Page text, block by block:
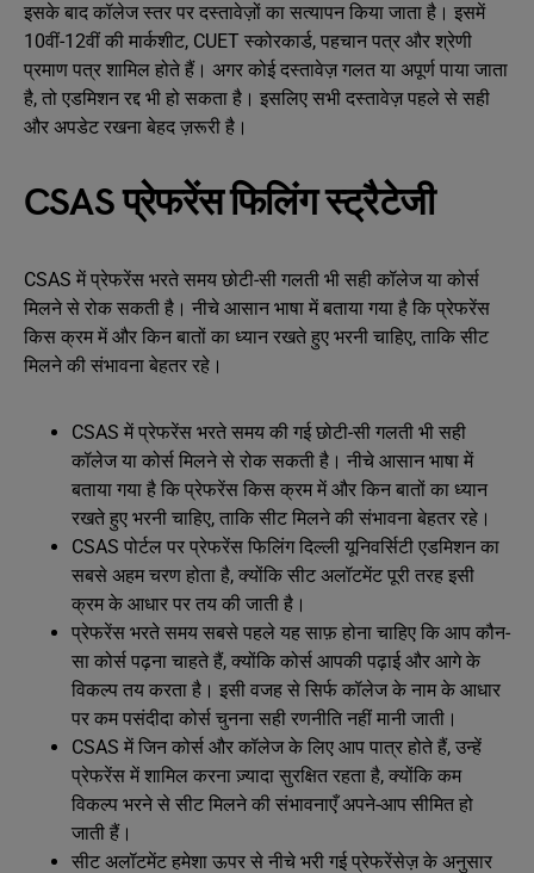
इसके बाद कॉलेज स्तर पर दस्तावेज़ों का सत्यापन किया जाता है। इसमें
10वीं-12वीं की मार्कशीट, CUET स्कोरकार्ड, पहचान पत्र और श्रेणी
प्रमाण पत्र शामिल होते हैं। अगर कोई दस्तावेज़ गलत या अपूर्ण पाया जाता
है, तो एडमिशन रद्द भी हो सकता है। इसलिए सभी दस्तावेज़ पहले से सही
और अपडेट रखना बेहद ज़रूरी है।
CSAS प्रेफरेंस फिलिंग स्ट्रैटेजी
CSAS में प्रेफरेंस भरते समय छोटी-सी गलती भी सही कॉलेज या कोर्स
मिलने से रोक सकती है। नीचे आसान भाषा में बताया गया है कि प्रेफरेंस
किस क्रम में और किन बातों का ध्यान रखते हुए भरनी चाहिए, ताकि सीट
मिलने की संभावना बेहतर रहे।
CSAS में प्रेफरेंस भरते समय की गई छोटी-सी गलती भी सही
कॉलेज या कोर्स मिलने से रोक सकती है। नीचे आसान भाषा में
बताया गया है कि प्रेफरेंस किस क्रम में और किन बातों का ध्यान
रखते हुए भरनी चाहिए, ताकि सीट मिलने की संभावना बेहतर रहे।
CSAS पोर्टल पर प्रेफरेंस फिलिंग दिल्ली यूनिवर्सिटी एडमिशन का
सबसे अहम चरण होता है, क्योंकि सीट अलॉटमेंट पूरी तरह इसी
क्रम के आधार पर तय की जाती है।
प्रेफरेंस भरते समय सबसे पहले यह साफ़ होना चाहिए कि आप कौन-
सा कोर्स पढ़ना चाहते हैं, क्योंकि कोर्स आपकी पढ़ाई और आगे के
विकल्प तय करता है। इसी वजह से सिर्फ कॉलेज के नाम के आधार
पर कम पसंदीदा कोर्स चुनना सही रणनीति नहीं मानी जाती।
CSAS में जिन कोर्स और कॉलेज के लिए आप पात्र होते हैं, उन्हें
प्रेफरेंस में शामिल करना ज़्यादा सुरक्षित रहता है, क्योंकि कम
विकल्प भरने से सीट मिलने की संभावनाएँ अपने-आप सीमित हो
जाती हैं।
सीट अलॉटमेंट हमेशा ऊपर से नीचे भरी गई प्रेफरेंसेज़ के अनुसार